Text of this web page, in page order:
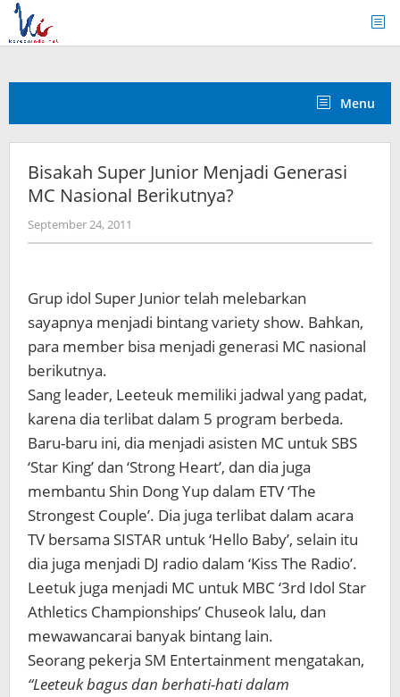
Skip
content
Menu
Bisakah Super Junior Menjadi Generasi
MC Nasional Berikutnya?
September 24, 2011
Koreanindo
Grup idol Super Junior telah melebarkan
sayapnya menjadi bintang variety show. Bahkan,
para member bisa menjadi generasi MC nasional
berikutnya.
Sang leader, Leeteuk memiliki jadwal yang padat,
karena dia terlibat dalam 5 program berbeda.
Baru-baru ini, dia menjadi asisten MC untuk SBS
‘Star King’ dan ‘Strong Heart’, dan dia juga
membantu Shin Dong Yup dalam ETV ‘The
Strongest Couple’. Dia juga terlibat dalam acara
TV bersama SISTAR untuk ‘Hello Baby’, selain itu
dia juga menjadi DJ radio dalam ‘Kiss The Radio’.
Leetuk juga menjadi MC untuk MBC ‘3rd Idol Star
Athletics Championships’ Chuseok lalu, dan
mewawancarai banyak bintang lain.
Seorang pekerja SM Entertainment mengatakan,
“Leeteuk bagus dan berhati-hati dalam